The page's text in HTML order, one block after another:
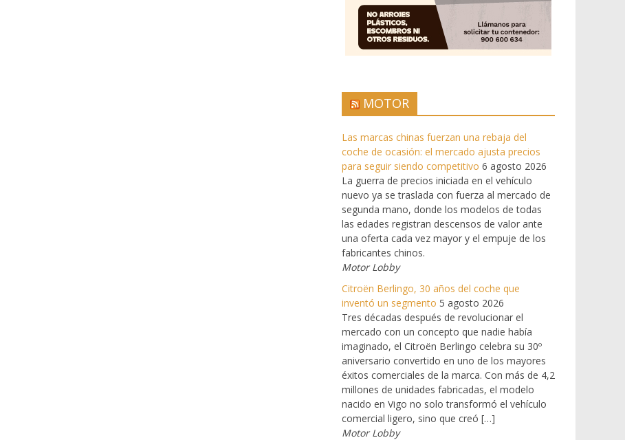
MOTOR
Las marcas chinas fuerzan una rebaja del
coche de ocasión: el mercado ajusta precios
para seguir siendo competitivo 6 agosto 2026
La guerra de precios iniciada en el vehículo
nuevo ya se traslada con fuerza al mercado de
segunda mano, donde los modelos de todas
las edades registran descensos de valor ante
una oferta cada vez mayor y el empuje de los
fabricantes chinos.
Motor Lobby
Citroën Berlingo, 30 años del coche que
inventó un segmento 5 agosto 2026
Tres décadas después de revolucionar el
mercado con un concepto que nadie había
imaginado, el Citroën Berlingo celebra su 30º
aniversario convertido en uno de los mayores
éxitos comerciales de la marca. Con más de 4,2
millones de unidades fabricadas, el modelo
nacido en Vigo no solo transformó el vehículo
comercial ligero, sino que creó […]
Motor Lobby